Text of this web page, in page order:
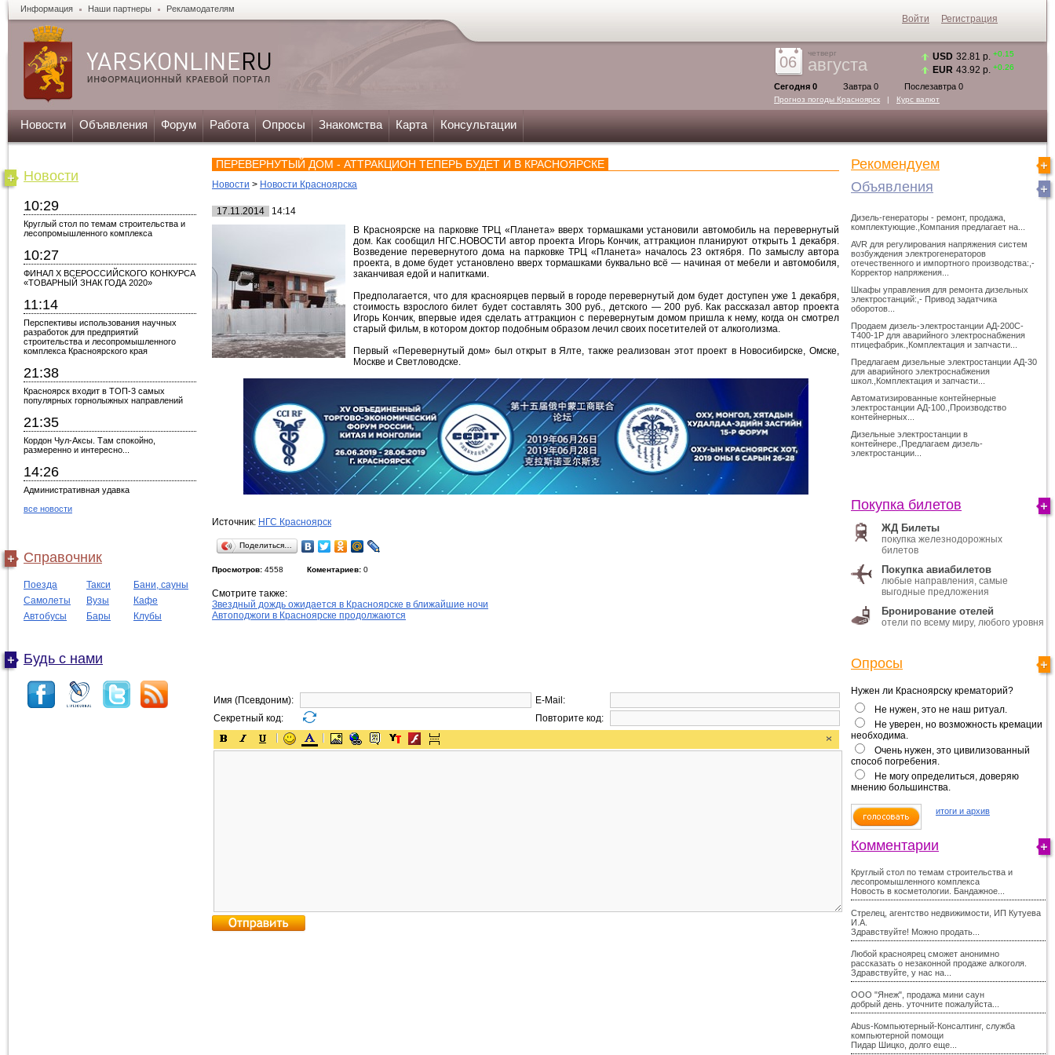
Информация Наши партнеры Рекламодателям
06
четверг
августа
Сегодня 0 Завтра 0 Послезавтра 0
Прогноз погоды Красноярск | Курс валют
USD 32.81 р. +0.15
EUR 43.92 р. +0.26
Новости Объявления Форум Работа Опросы Знакомства Карта Консультации
Новости
10:29
Круглый стол по темам строительства и
лесопромышленного комплекса
10:27
ФИНАЛ X ВСЕРОССИЙСКОГО КОНКУРСА
«ТОВАРНЫЙ ЗНАК ГОДА 2020»
11:14
Перспективы использования научных
разработок для предприятий
строительства и лесопромышленного
комплекса Красноярского края
21:38
Красноярск входит в ТОП-3 самых
популярных горнолыжных направлений
21:35
Кордон Чул-Аксы. Там спокойно,
размеренно и интересно...
14:26
Административная удавка
все новости
Справочник
Поезда Такси
Бани, сауны
Самолеты
Вузы
Кафе
Автобусы
Бары Клубы
Будь с нами
ПЕРЕВЕРНУТЫЙ ДОМ - АТТРАКЦИОН ТЕПЕРЬ БУДЕТ И В КРАСНОЯРСКЕ
Новости > Новости Красноярска
17.11.2014
14:14
В Красноярске на парковке ТРЦ «Планета» вверх тормашками установили автомобиль на перевернутый
дом. Как сообщил НГС.НОВОСТИ автор проекта Игорь Кончик, аттракцион планируют открыть 1 декабря.
Возведение перевернутого дома на парковке ТРЦ «Планета» началось 23 октября. По замыслу автора
проекта, в доме будет установлено вверх тормашками буквально всё — начиная от мебели и автомобиля,
заканчивая едой и напитками.
Предполагается, что для красноярцев первый в городе перевернутый дом будет доступен уже 1 декабря,
стоимость взрослого билет будет составлять 300 руб., детского — 200 руб. Как рассказал автор проекта
Игорь Кончик, впервые идея сделать аттракцион с перевернутым домом пришла к нему, когда он смотрел
старый фильм, в котором доктор подобным образом лечил своих посетителей от алкоголизма.
Первый «Перевернутый дом» был открыт в Ялте, также реализован этот проект в Новосибирске, Омске,
Москве и Светловодске.
Источник: НГС Красноярск
Поделиться…
Просмотров: 4558 Коментариев: 0
Смотрите также:
Звездный дождь ожидается в Красноярске в ближайшие ночи
Автоподжоги в Красноярске продолжаются
Имя (Псевдоним):
E-Mail:
Секретный код:
Повторите код:
Рекомендуем
Объявления
Дизель-генераторы - ремонт, продажа,
комплектующие.,Компания предлагает на...
AVR для регулирования напряжения систем
возбуждения электрогенераторов
отечественного и импортного производства:,-
Корректор напряжения...
Шкафы управления для ремонта дизельных
электростанций:,- Привод задатчика
оборотов...
Продаем дизель-электростанции АД-200С-
Т400-1Р для аварийного электроснабжения
птицефабрик.,Комплектация и запчасти...
Предлагаем дизельные электростанции АД-30
для аварийного электроснабжения
школ.,Комплектация и запчасти...
Автоматизированные контейнерные
электростанции АД-100.,Производство
контейнерных...
Дизельные электростанции в
контейнере.,Предлагаем дизель-
электростанции...
Покупка билетов
ЖД Билеты
покупка железнодорожных
билетов
Покупка авиабилетов
любые направления, самые
выгодные предложения
Бронирование отелей
отели по всему миру, любого уровня
Опросы
Нужен ли Красноярску крематорий?
Не нужен, это не наш ритуал.
Не уверен, но возможность кремации
необходима.
Очень нужен, это цивилизованный
способ погребения.
Не могу определиться, доверяю
мнению большинства.
итоги и архив
Комментарии
Круглый стол по темам строительства и
лесопромышленного комплекса
Новость в косметологии. Бандажное...
Стрелец, агентство недвижимости, ИП Кутуева
И.А.
Здравствуйте! Можно продать...
Любой красноярец сможет анонимно
рассказать о незаконной продаже алкоголя.
Здравствуйте, у нас на...
ООО "Янеж", продажа мини саун
добрый день. уточните пожалуйста...
Abus-Компьютерный-Консалтинг, служба
компьютерной помощи
Пидар Шицко, долго еще...
Войти Регистрация